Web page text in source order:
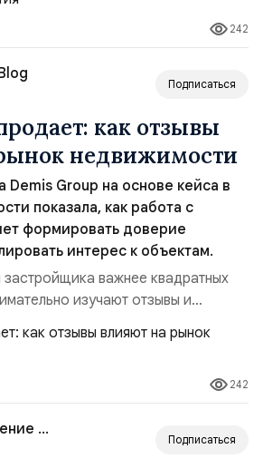
людей, и на том, как
деловые связи. В такой среде
быть абстрактным понятием — оно
242
Подписаться
как отзывы
недвижимости
Demis Group на основе кейса в
показала, как работа с
формировать доверие
интерес к объектам.
застройщика важнее квадратных
изучают отзывы и
В условиях экономической
становятся осторожнее и
оценивая надежность
доверие и при этом
к объектам? Мария Медведева,
по управле...
242
Все про удаление отзывов
Подписаться